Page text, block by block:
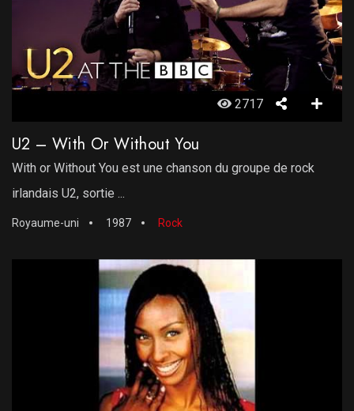
2717
U2 – With Or Without You
With or Without You est une chanson du groupe de rock
irlandais U2, sortie ...
Royaume-uni 1987 Rock